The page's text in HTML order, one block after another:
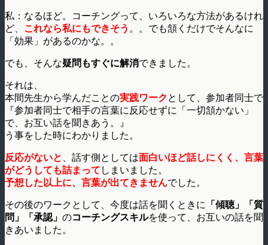
私：なるほど。コーチングって、いろいろな方法があるけれ
ど、 これなら私にもできそう 。。でも頷くだけでそんなに
「効果」があるのかな。。
でも、そんな疑問もすぐに解消できました。
それは、
本間先生から学んだことの実践ワーク として、参加者同士で
『参加者同士で相手の言葉に反応せずに「一切頷かない」
で、お互い話を聞きあう。』
う事をした時にわかりました。
反応がないと 、話す側としては面白いほど話しにくく、言葉
がどうしても詰まって しまいました。
予想した以上に、言葉が出てきませんでした。
その後のワークとして、今度は話を聞くときに 「傾聴」「質
問」「承認」 のコーチングスキルを使って、お互いの話を聞
きあいました。